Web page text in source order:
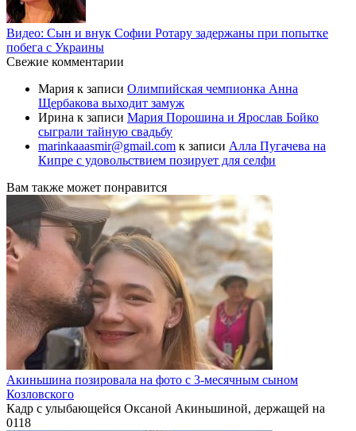
Видео: Сын и внук Софии Ротару задержаны при попытке
побега с Украины
Свежие комментарии
Мария к записи Олимпийская чемпионка Анна
Щербакова выходит замуж
Ирина к записи Мария Порошина и Ярослав Бойко
сыграли тайную свадьбу
marinkaaasmir@gmail.com к записи Алла Пугачева на
Кипре с удовольствием позирует для селфи
Вам также может понравится
Акиньшина позировала на фото с 3-месячным сыном
Козловского
Кадр с улыбающейся Оксаной Акиньшиной, держащей на
0118